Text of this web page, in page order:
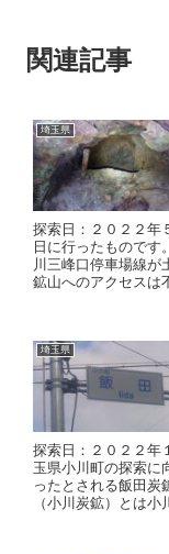
関連記事
埼玉県
探索日：２０２２年
日に行ったもので
川三峰口停車場線が
鉱山へのアクセスは
埼玉県
探索日：２０２２年
玉県小川町の探索に
ったとされる飯田炭
（小川炭鉱）とは